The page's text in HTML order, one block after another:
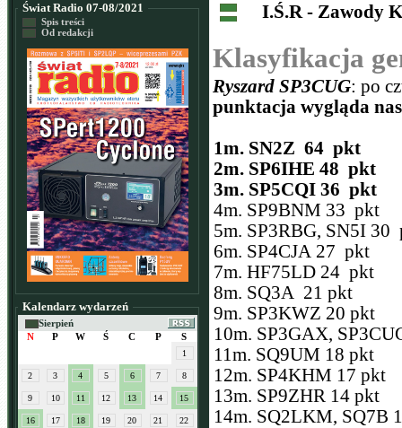
Świat Radio 07-08/2021
Spis treści
Od redakcji
Kalendarz wydarzeń
Sierpień
N
P W Ś C P S
1
2 3 4 5 6 7 8
9 10 11 12 13 14 15
16 17 18 19 20 21 22
I.Ś.R - Zawody
Klasyfikacja
Ryszard SP3CUG: po
punktacja wygląda
1m. SN2Z 64 pkt
2m. SP6IHE 48 pkt
3m. SP5CQI 36 pkt
4m. SP9BNM 33 pkt
5m. SP3RBG, SN5I 30
6m. SP4CJA 27 pkt
7m. HF75LD 24 pkt
8m. SQ3A 21 pkt
9m. SP3KWZ 20 pkt
10m. SP3GAX,
11m. SQ9UM 18 pkt
12m. SP4KHM 17 pkt
13m. SP9ZHR 14 pkt
14m. SQ2LKM, SQ7B